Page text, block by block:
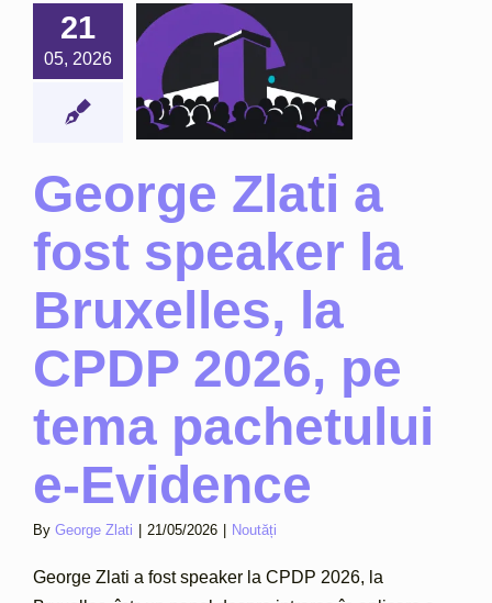
21
05, 2026
fost
la
la
2026,
tema
NoutățiGeorge Zlati a
fost speaker la
Bruxelles, la
CPDP 2026, pe
tema pachetului
e-Evidence
By George Zlati 21/05/2026 Noutăți
George Zlati a fost speaker la CPDP 2026, la